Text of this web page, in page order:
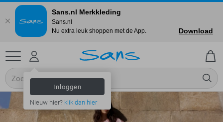
Inloggen
Nieuw hier? klik dan hier
Sans.nl Merkkleding
Sans.nl
Nu extra leuk shoppen met de App.
Download